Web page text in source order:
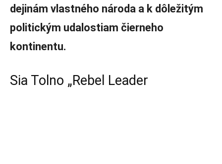
dejinám vlastného národa a k dôležitým
politickým udalostiam čierneho
kontinentu.
Sia Tolno „Rebel Leader